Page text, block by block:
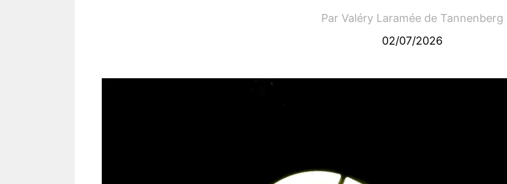
Par Valéry Laramée de Tannenberg
02/07/2026